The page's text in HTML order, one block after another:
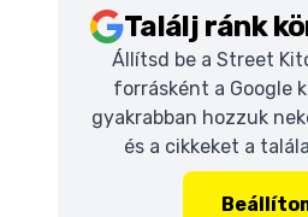
Találj ránk
Állítsd be a Street
forrásként a Google
gyakrabban hozzuk
és a cikkeket a